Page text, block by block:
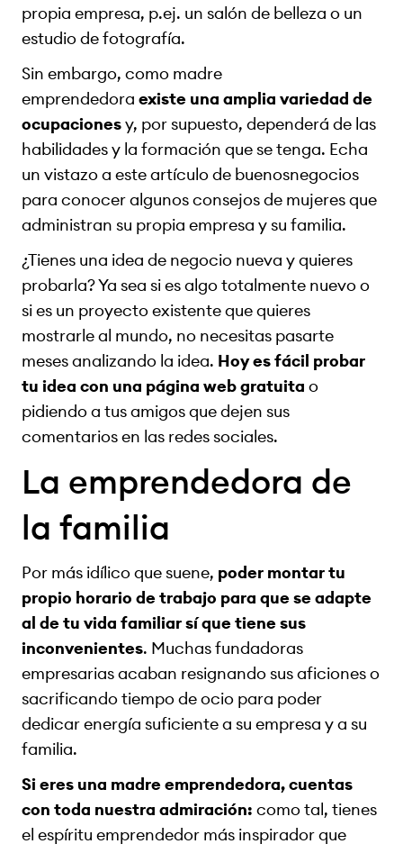
propia empresa, p.ej. un salón de belleza o un
estudio de fotografía.
Sin embargo, como madre
emprendedora existe una amplia variedad de
ocupacionesy, por supuesto, dependerá de las
habilidades y la formación que se tenga. Echa
un vistazo a este artículo de buenosnegocios
para conocer algunos consejos de mujeres que
administran su propia empresa y su familia.
¿Tienes una idea de negocio nueva y quieres
probarla? Ya sea si es algo totalmente nuevo o
si es un proyecto existente que quieres
mostrarle al mundo, no necesitas pasarte
meses analizando la idea. Hoy es fácil probar
tu idea con una página web gratuita o
pidiendo a tus amigos que dejen sus
comentarios en las redes sociales.
La emprendedora de
la familia
Por más idílico que suene, poder montar tu
propio horario de trabajo para que se adapte
al de tu vida familiar sí que tiene sus
inconvenientes. Muchas fundadoras
empresarias acaban resignando sus aficiones o
sacrificando tiempo de ocio para poder
dedicar energía suficiente a su empresa y a su
familia.
Si eres una madre emprendedora, cuentas
con toda nuestra admiración: como tal, tienes
el espíritu emprendedor más inspirador que